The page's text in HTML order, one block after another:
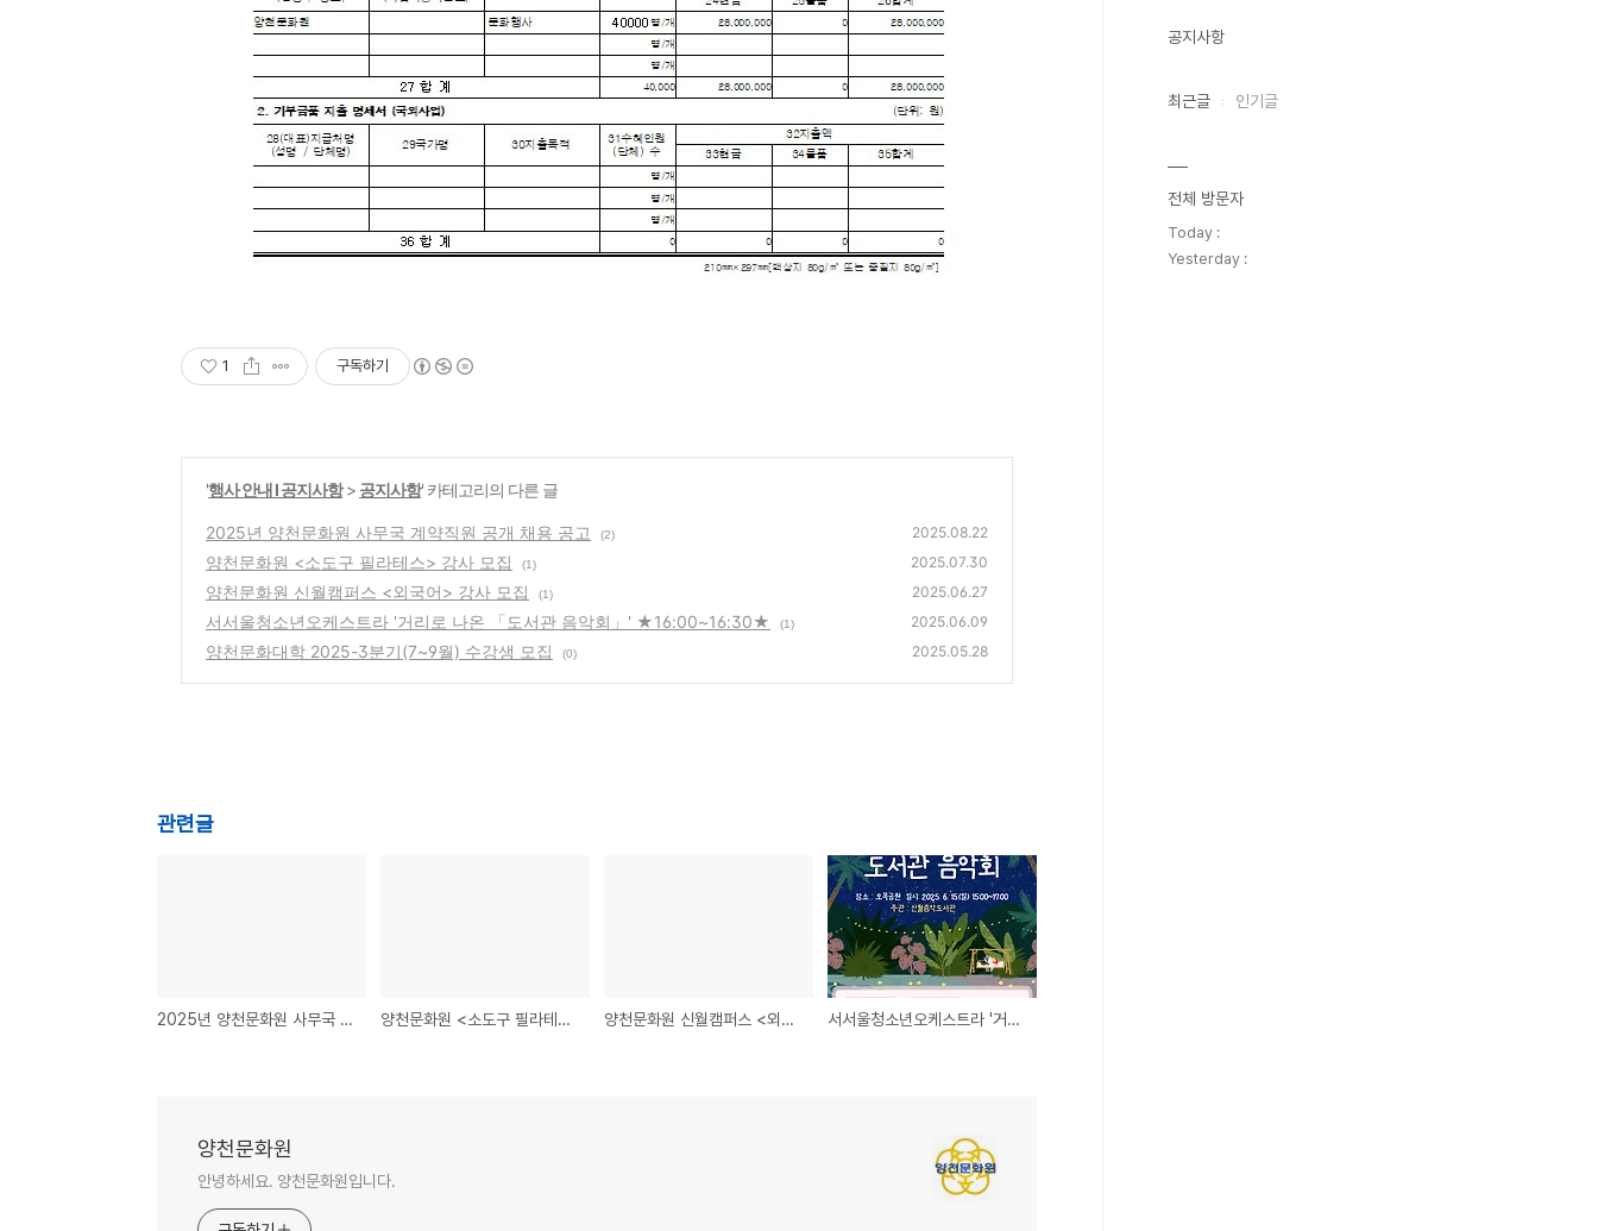
1 구독하기
'행사 안내 Ι 공지사항> 공지사항' 카테고리의 다른 글
2025년 양천문화원 사무국 계약직원 공개 채용 공고 (2) 2025.08.22
양천문화원 <소도구 필라테스> 강사 모집 (1) 2025.07.30
양천문화원 신월캠퍼스 <외국어> 강사 모집 (1) 2025.06.27
서서울청소년오케스트라 '거리로 나온 「도서관 음악회」' ★16:00~16:30★ (1) 2025.06.09
양천문화대학 2025-3분기(7~9월) 수강생 모집 (0) 2025.05.28
관련글
2025년 양천문화원 사무국 계약직원 공개 채용 공고 양천문화원 <소도구 필라테스> 강사 모집 양천문화원 신월캠퍼스 <외국어> 강사 모집 서서울청소년오케스트라 '거리로 나온 「도서관 음악회」' ★16:00~16:30★
양천문화원
안녕하세요. 양천문화원입니다.
공지사항
최근글 인기글
전체 방문자
Today :
Yesterday :